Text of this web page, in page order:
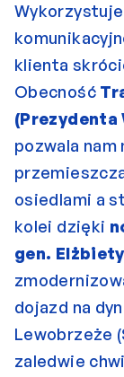
klienta
Obecność
(Prezydenta
pozwala
osiedlami a
kolei dzięki
gen.
dojazd na
Lewobrzeże
zaledwie